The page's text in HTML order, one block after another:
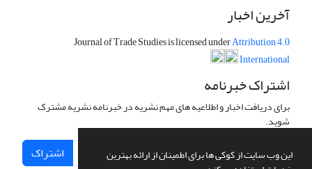
این وب سایت از کوکی ها برای اطمینان از ارائه بهترین
آخرین اخبار
Journal of Trade Studies is licensed underAttribution 4.0
International
اشتراک خبرنامه
برای دریافت اخبار و اطلاعیه های مهم نشریه در خبرنامه نشریه مشترک
شوید.
اشتراک